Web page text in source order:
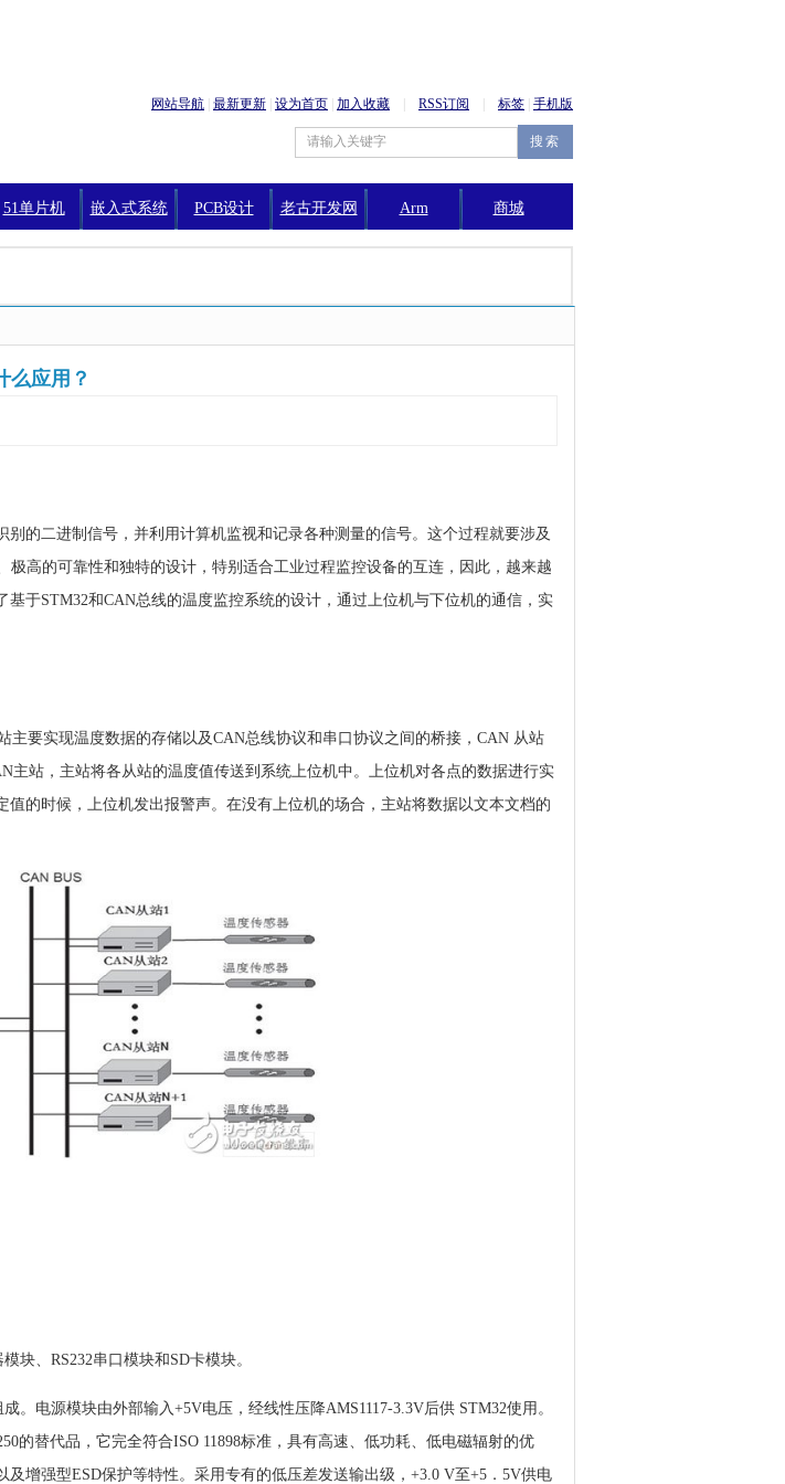
网站导航 最新更新 设为首页 加入收藏 RSS订阅 标签 手机版
51单片机 嵌入式系统 PCB设计 老古开发网 Arm 商城
么应用？
的二进制信号，并利用计算机监视和记录各种测量的信号。这个过程就要涉及
高的可靠性和独特的设计，特别适合工业过程监控设备的互连，因此，越来越
于STM32和CAN总线的温度监控系统的设计，通过上位机与下位机的通信，实
要实现温度数据的存储以及CAN总线协议和串口协议之间的桥接，CAN 从站
主站，主站将各从站的温度值传送到系统上位机中。上位机对各点的数据进行实
的时候，上位机发出报警声。在没有上位机的场合，主站将数据以文本文档的
块、RS232串口模块和SD卡模块。
。电源模块由外部输入+5V电压，经线性压降AMS1117-3.3V后供 STM32使用。
的替代品，它完全符合ISO 11898标准，具有高速、低功耗、低电磁辐射的优
增强型ESD保护等特性。采用专有的低压差发送输出级，+3.0 V至+5．5V供电